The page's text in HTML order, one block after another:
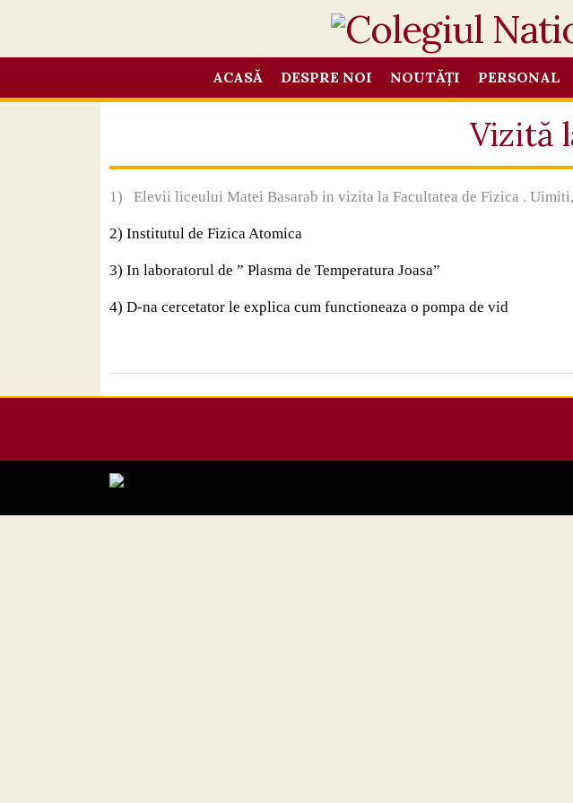
ACASĂ DESPRE NOI NOUTĂȚI PERSONAL
Vizită
1) Elevii liceului Matei Basarab in vizita la Facultatea de Fizica .
2) Institutul de Fizica Atomica
3) In laboratorul de ” Plasma de Temperatura Joasa”
4) D-na cercetator le explica cum functioneaza o pompa de vid